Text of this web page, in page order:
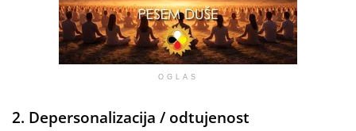
OGLAS
2. Depersonalizacija / odtujenost